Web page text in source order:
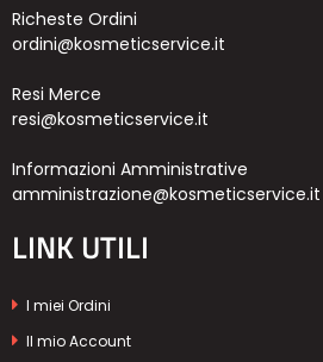
Richeste Ordini
ordini@kosmeticservice.it
Resi Merce
resi@kosmeticservice.it
Informazioni Amministrative
amministrazione@kosmeticservice.it
LINK UTILI
I miei Ordini
Il mio Account